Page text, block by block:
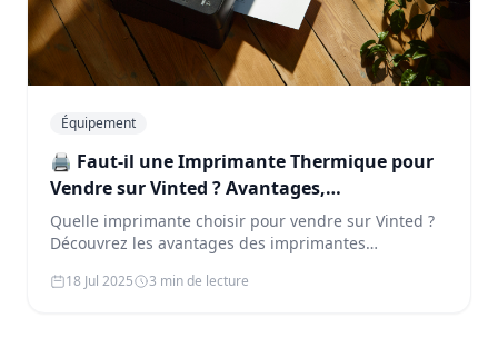
Équipement
🖨️ Faut-il une Imprimante Thermique pour
Vendre sur Vinted ? Avantages,
Inconvénients et Astuces
Quelle imprimante choisir pour vendre sur Vinted ?
Découvrez les avantages des imprimantes
18 Jul 2025 3 min de lecture